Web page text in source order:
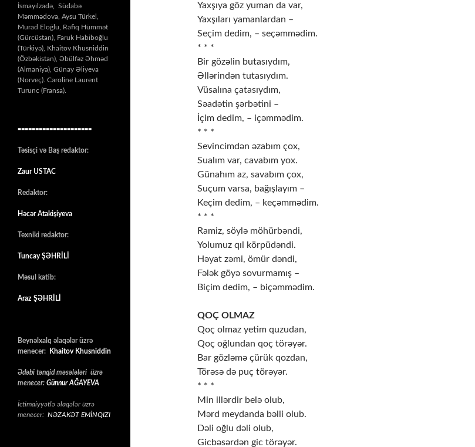
Yaxşıya göz yuman da var,
Yaxşıları yamanlardan –
Seçim dedim, – seçəmmədim.
* * *
Bir gözəlin butasıydım,
Əllərindən tutasıydım.
Vüsalına çatasıydım,
Səadətin şərbətini –
İçim dedim, – içəmmədim.
* * *
Sevincimdən əzabım çox,
Sualım var, cavabım yox.
Günahım az, savabım çox,
Suçum varsa, bağışlayım –
Keçim dedim, – keçəmmədim.
* * *
Ramiz, söylə möhürbəndi,
Yolumuz qıl körpüdəndi.
Həyat zəmi, ömür dəndi,
Fələk göyə sovurmamış –
Biçim dedim, – biçəmmədim.
QOÇ OLMAZ
Qoç olmaz yetim quzudan,
Qoç oğlundan qoç törəyər.
Bar gözləmə çürük qozdan,
Törəsə də puç törəyər.
* * *
Min illərdir belə olub,
Mərd meydanda bəlli olub.
Dəli oğlu dəli olub,
Gicbəsərdən gic törəyər.
İsmayılzadə, Südabə
Məmmədova, Aysu Türkel,
Murad Eloğlu, Rafiq Hümmət
(Gürcüstan), Faruk Habiboğlu
(Türkiyə), Khaitov Khusniddin
(Özbəkistan), Əbülfəz Əhməd
(Almaniya), Günay Əliyeva
(Norveç). Caroline Laurent
Turunc (Fransa).
=====================
Təsisçi və Baş redaktor:
Zaur USTAC
Redaktor:
Həcər Atakişiyeva
Texniki redaktor:
Tuncay ŞƏHRİLİ
Məsul katib:
Araz ŞƏHRİLİ
Beynəlxalq əlaqələr üzrə
menecer:
Khaitov Khusniddin
Ədəbi tənqid məsələləri üzrə
menecer: Günnur AĞAYEVA
İctimaiyyətlə əlaqələr üzrə
menecer: NƏZAKƏT EMİNQIZI